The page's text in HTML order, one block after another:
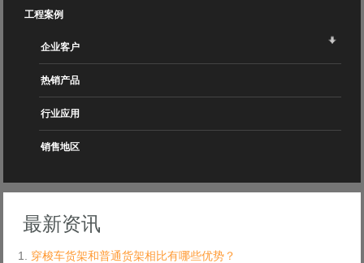
工程案例
企业客户
热销产品
行业应用
销售地区
最新资讯
穿梭车货架和普通货架相比有哪些优势？